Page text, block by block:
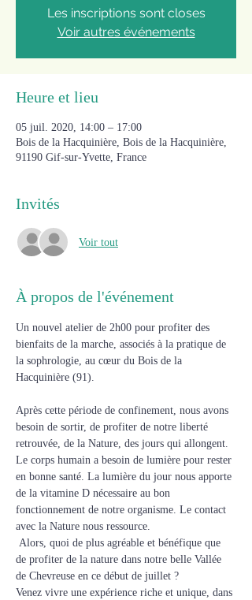
Les inscriptions sont closes
Voir autres événements
Heure et lieu
05 juil. 2020, 14:00 – 17:00
Bois de la Hacquinière, Bois de la Hacquinière,
91190 Gif-sur-Yvette, France
Invités
Voir tout
À propos de l'événement
Un nouvel atelier de 2h00 pour profiter des
bienfaits de la marche, associés à la pratique de
la sophrologie, au cœur du Bois de la
Hacquinière (91).
Après cette période de confinement, nous avons
besoin de sortir, de profiter de notre liberté
retrouvée, de la Nature, des jours qui allongent.
Le corps humain a besoin de lumière pour rester
en bonne santé. La lumière du jour nous apporte
de la vitamine D nécessaire au bon
fonctionnement de notre organisme. Le contact
avec la Nature nous ressource.
Alors, quoi de plus agréable et bénéfique que
de profiter de la nature dans notre belle Vallée
de Chevreuse en ce début de juillet ?
Venez vivre une expérience riche et unique, dans